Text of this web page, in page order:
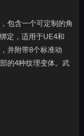
包含一个可定制的角
定，适用于UE4和
并附带8个标准动
的4种纹理变体。武